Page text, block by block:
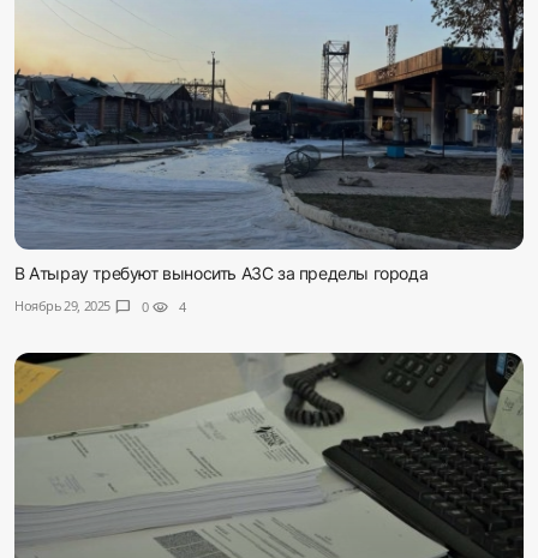
В Атырау требуют выносить АЗС за пределы города
Ноябрь 29, 2025 chat_bubble 0 visibility 4